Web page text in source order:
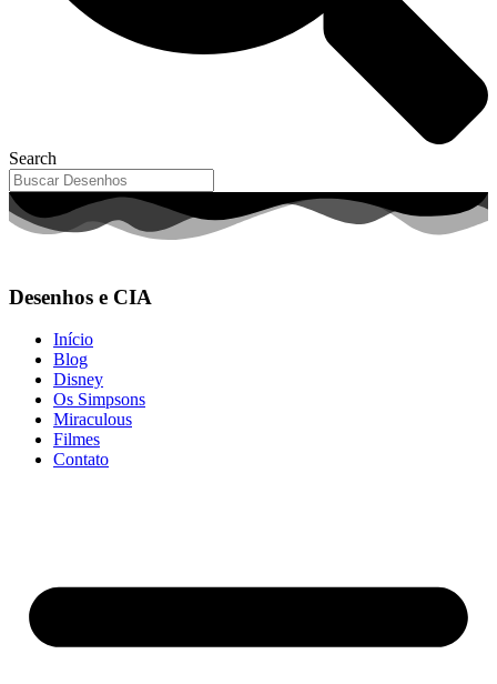
Search
Desenhos e CIA
Início
Blog
Disney
Os Simpsons
Miraculous
Filmes
Contato